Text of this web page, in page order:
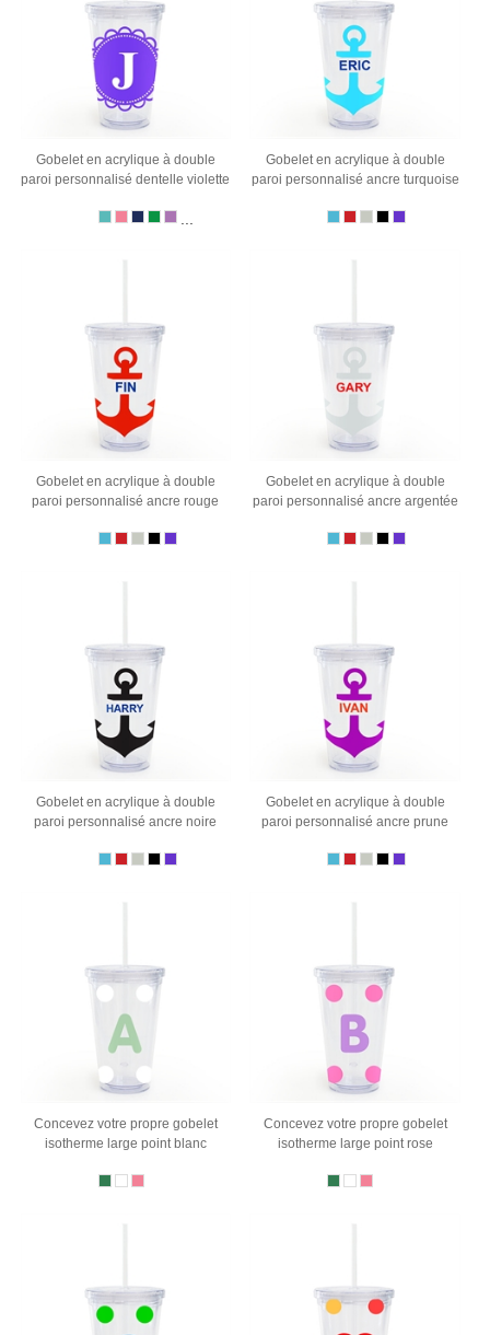
Gobelet en acrylique à double
paroi personnalisé dentelle violette
Gobelet en acrylique à double
paroi personnalisé ancre turquoise
Gobelet en acrylique à double
paroi personnalisé ancre rouge
Gobelet en acrylique à double
paroi personnalisé ancre argentée
Gobelet en acrylique à double
paroi personnalisé ancre noire
Gobelet en acrylique à double
paroi personnalisé ancre prune
Concevez votre propre gobelet
isotherme large point blanc
Concevez votre propre gobelet
isotherme large point rose